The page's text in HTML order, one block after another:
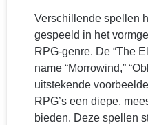
Verschillende spellen
gespeeld in het
RPG-genre. De “The
name “Morrowind,”
uitstekende
RPG’s een diepe,
bieden. Deze spellen